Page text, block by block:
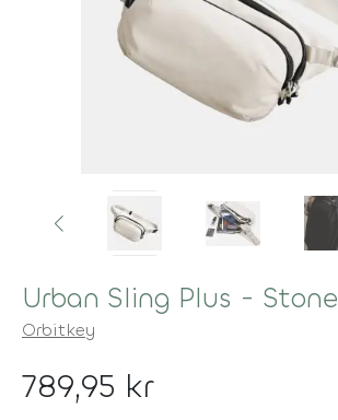
Urban Sling Plus - Stone
Orbitkey
789,95 kr